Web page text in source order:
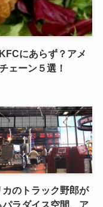
にあらず？アメ
ェーン５選！
カのトラック野郎が
パラダイス空間、ア